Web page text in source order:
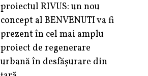
proiectul RIVUS: un nou
concept al BENVENUTI va fi
prezent în cel mai amplu
proiect de regenerare
urbană în desfășurare din